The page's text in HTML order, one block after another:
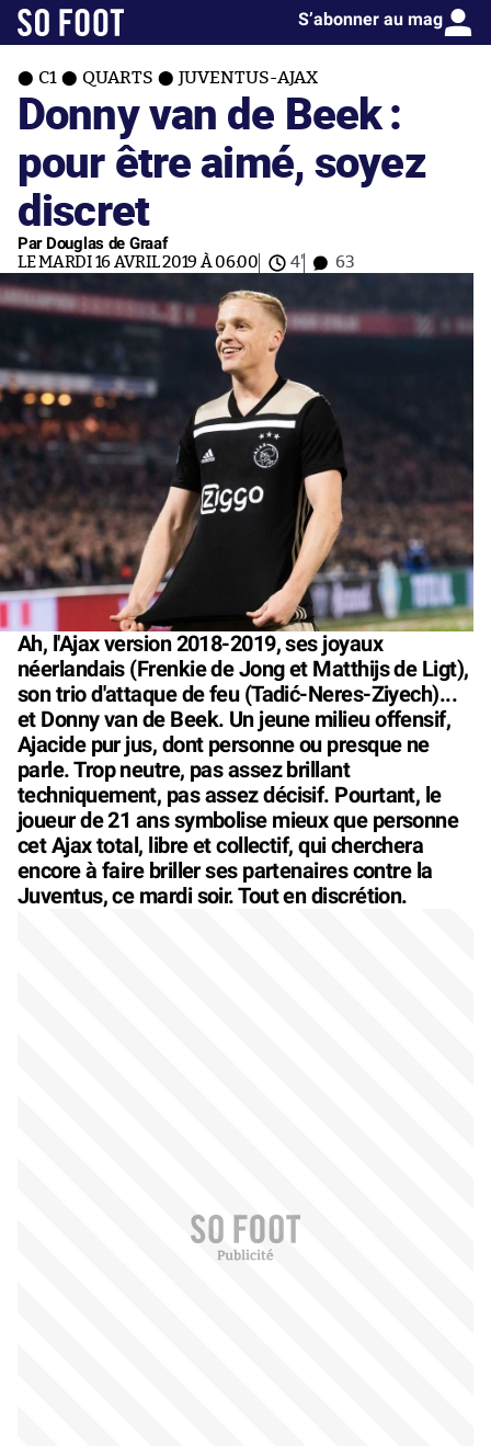
S’abonner au mag
C1 QUARTS JUVENTUS-AJAX
Donny van de Beek :
pour être aimé, soyez
discret
Par Douglas de Graaf
LE MARDI 16 AVRIL 2019 À 06:00 4' 63
Ah, l'Ajax version 2018-2019, ses joyaux
néerlandais (Frenkie de Jong et Matthijs de Ligt),
son trio d'attaque de feu (Tadić-Neres-Ziyech)...
et Donny van de Beek. Un jeune milieu offensif,
Ajacide pur jus, dont personne ou presque ne
parle. Trop neutre, pas assez brillant
techniquement, pas assez décisif. Pourtant, le
joueur de 21 ans symbolise mieux que personne
cet Ajax total, libre et collectif, qui cherchera
encore à faire briller ses partenaires contre la
Juventus, ce mardi soir. Tout en discrétion.